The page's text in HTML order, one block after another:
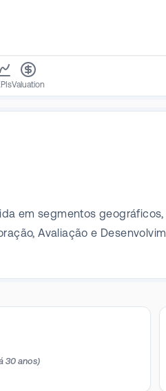
Valuation
em segmentos
Avaliação e
30 anos)